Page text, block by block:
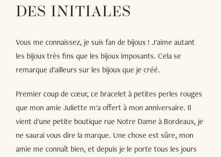
DES INITIALES
Vous me connaissez, je suis fan de bijoux ! J'aime autant
les bijoux très fins que les bijoux imposants. Cela se
remarque d'ailleurs sur les bijoux que je créé.
Premier coup de cœur, ce bracelet à petites perles rouges
que mon amie Juliette m'a offert à mon anniversaire. Il
vient d'une petite boutique rue Notre Dame à Bordeaux, je
ne saurai vous dire la marque. Une chose est sûre, mon
amie me connaît bien, et depuis je le porte tous les jours